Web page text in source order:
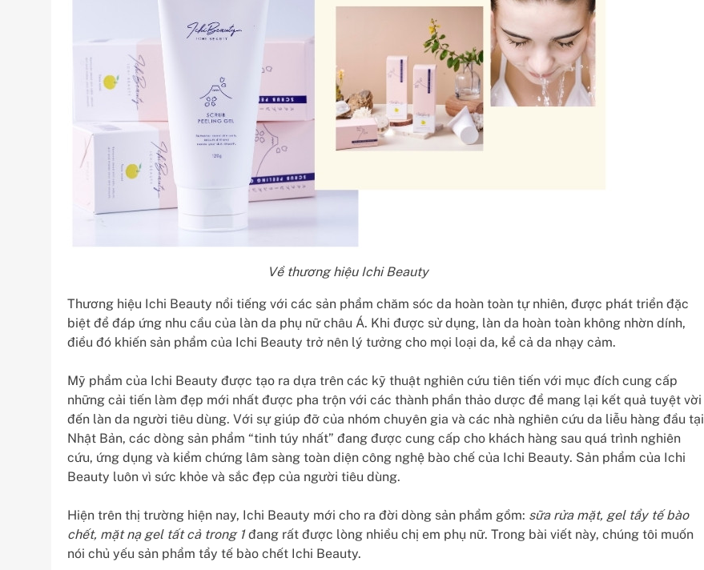
Về thương hiệu Ichi Beauty
Thương hiệu Ichi Beauty nổi tiếng với các sản phẩm chăm sóc da hoàn toàn tự nhiên, được phát triển đặc
biệt để đáp ứng nhu cầu của làn da phụ nữ châu Á. Khi được sử dụng, làn da hoàn toàn không nhờn dính,
điều đó khiến sản phẩm của Ichi Beauty trở nên lý tưởng cho mọi loại da, kể cả da nhạy cảm.
Mỹ phẩm của Ichi Beauty được tạo ra dựa trên các kỹ thuật nghiên cứu tiên tiến với mục đích cung cấp
những cải tiến làm đẹp mới nhất được pha trộn với các thành phần thảo dược để mang lại kết quả tuyệt vời
đến làn da người tiêu dùng. Với sự giúp đỡ của nhóm chuyên gia và các nhà nghiên cứu da liễu hàng đầu tại
Nhật Bản, các dòng sản phẩm “tinh túy nhất” đang được cung cấp cho khách hàng sau quá trình nghiên
cứu, ứng dụng và kiểm chứng lâm sàng toàn diện công nghệ bào chế của Ichi Beauty. Sản phẩm của Ichi
Beauty luôn vì sức khỏe và sắc đẹp của người tiêu dùng.
Hiện trên thị trường hiện nay, Ichi Beauty mới cho ra đời dòng sản phẩm gồm: sữa rửa mặt, gel tẩy tế bào
chết, mặt nạ gel tất cả trong 1đang rất được lòng nhiều chị em phụ nữ. Trong bài viết này, chúng tôi muốn
nói chủ yếu sản phẩm tẩy tế bào chết Ichi Beauty.